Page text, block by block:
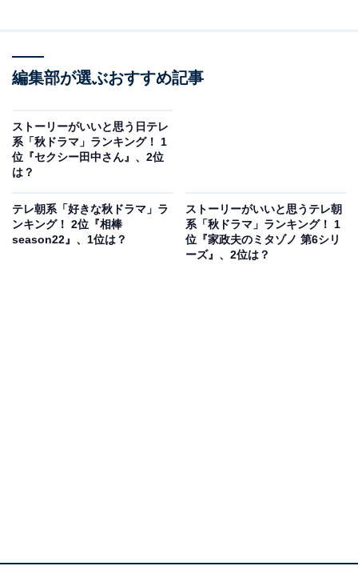
2位には、水曜ドラマ枠で放送された『コタツがない
同作は、小池栄子さん主演のオリジナルドラマ。やり手
のウエディングプランナーで会社社長も務める主人公の
てんやわんやな日々を送る物語を描いたネオ・ホームコ
メディーです。
性）、「笑いあり涙ありで、舞台を観てるような気持ち
編集部が選ぶおすすめ記事
ストーリーがいいと思う日テレ
系「秋ドラマ」ランキング！ 1
位『セクシー田中さん』、2位
は？
テレ朝系「好きな秋ドラマ」ラ
ンキング！ 2位『相棒
season22』、1位は？
ストーリーがいいと思うテレ朝
系「秋ドラマ」ランキング！ 1
位『家政夫のミタゾノ 第6シリ
ーズ』、2位は？